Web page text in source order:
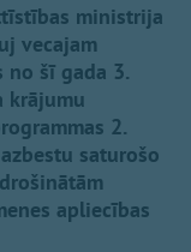
ministrija
vecajam
no šī gada 3.
krājumu
2.
saturošo
apliecības